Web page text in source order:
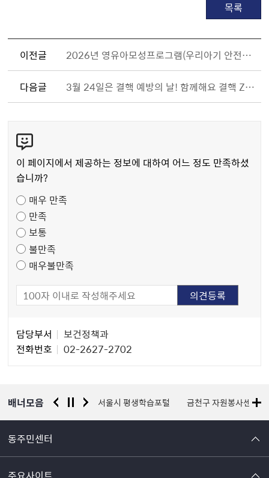
목록
이전글 2026년 영유아모성프로그램(우리아기 안전교육-신생아응급처치 1기) 참여자 모집
다음글 3월 24일은 결핵 예방의 날! 함께해요 결핵 ZERO
텐
츠
만
도
조
사
이 페이지에서 제공하는 정보에 대하여 어느 정도 만족하셨
습니까?
매우 만족
만족
보통
불만족
매우불만족
자
담당부서
보건정책과
전화번호
02-2627-2702
배너모음
경찰청 유실물 통합포털 서울시 평생학습포털 금천구 자원봉사센터
동주민센터
주요사이트